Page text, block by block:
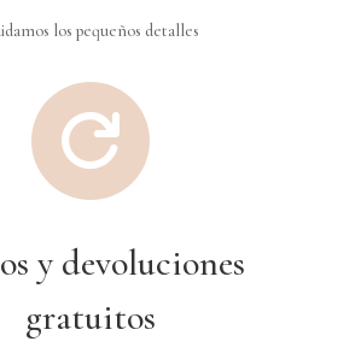
los pequeños detalles

y devoluciones
gratuitos